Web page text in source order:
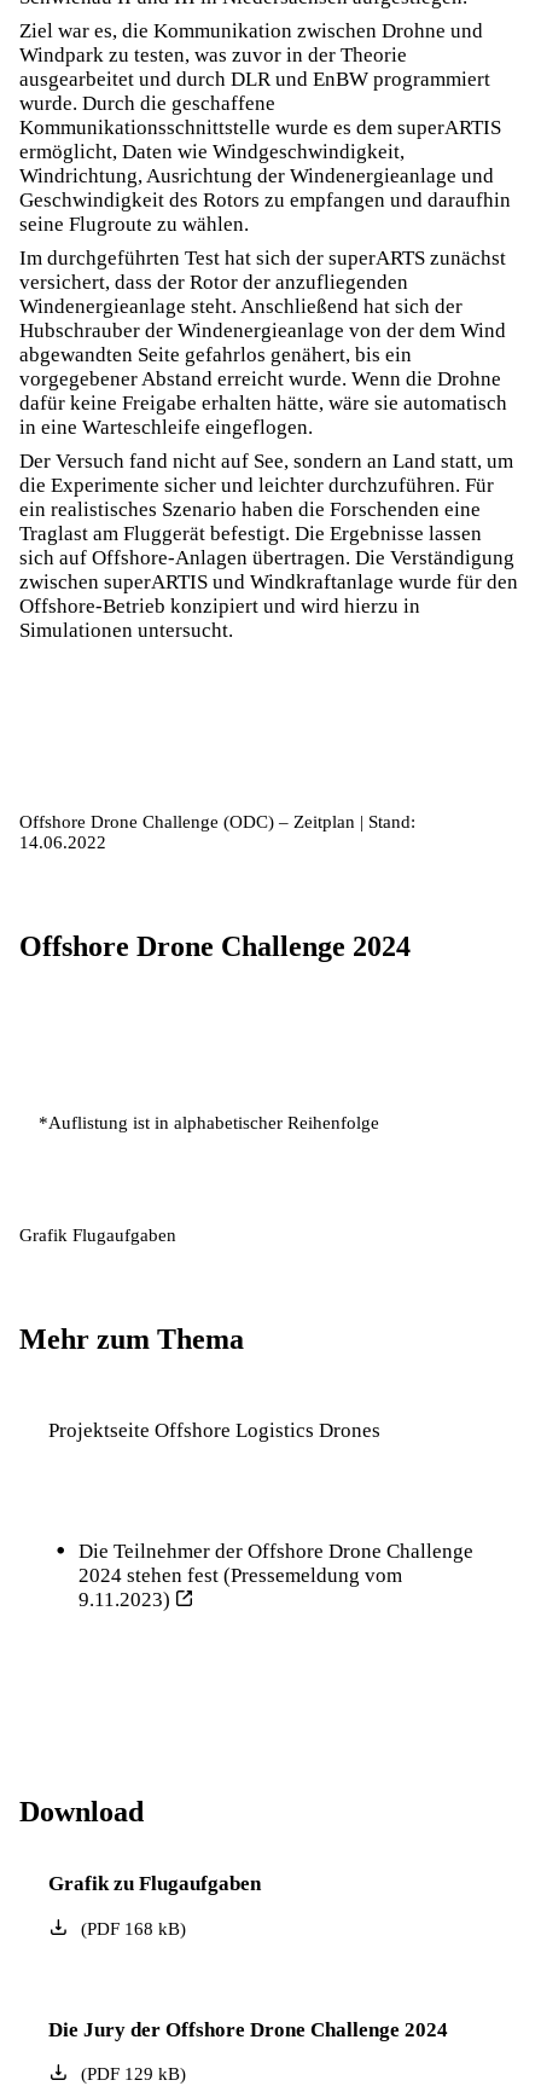
Ziel war es, die Kommunikation zwischen Drohne und
Windpark zu testen, was zuvor in der Theorie
ausgearbeitet und durch DLR und EnBW programmiert
wurde. Durch die geschaffene
Kommunikationsschnittstelle wurde es dem superARTIS
ermöglicht, Daten wie Windgeschwindigkeit,
Windrichtung, Ausrichtung der Windenergieanlage und
Geschwindigkeit des Rotors zu empfangen und daraufhin
seine Flugroute zu wählen.
Im durchgeführten Test hat sich der superARTS zunächst
versichert, dass der Rotor der anzufliegenden
Windenergieanlage steht. Anschließend hat sich der
Hubschrauber der Windenergieanlage von der dem Wind
abgewandten Seite gefahrlos genähert, bis ein
vorgegebener Abstand erreicht wurde. Wenn die Drohne
dafür keine Freigabe erhalten hätte, wäre sie automatisch
in eine Warteschleife eingeflogen.
Der Versuch fand nicht auf See, sondern an Land statt, um
die Experimente sicher und leichter durchzuführen. Für
ein realistisches Szenario haben die Forschenden eine
Traglast am Fluggerät befestigt. Die Ergebnisse lassen
sich auf Offshore-Anlagen übertragen. Die Verständigung
zwischen superARTIS und Windkraftanlage wurde für den
Offshore-Betrieb konzipiert und wird hierzu in
Simulationen untersucht.
Offshore Drone Challenge (ODC) – Zeitplan | Stand:
14.06.2022
Offshore Drone Challenge 2024
*Auflistung ist in alphabetischer Reihenfolge
Grafik Flugaufgaben
Mehr zum Thema
Projektseite Offshore Logistics Drones
Die Teilnehmer der Offshore Drone Challenge
2024 stehen fest (Pressemeldung vom
9.11.2023)
Download
Grafik zu Flugaufgaben
(PDF168 kB)
Die Jury der Offshore Drone Challenge 2024
(PDF129 kB)